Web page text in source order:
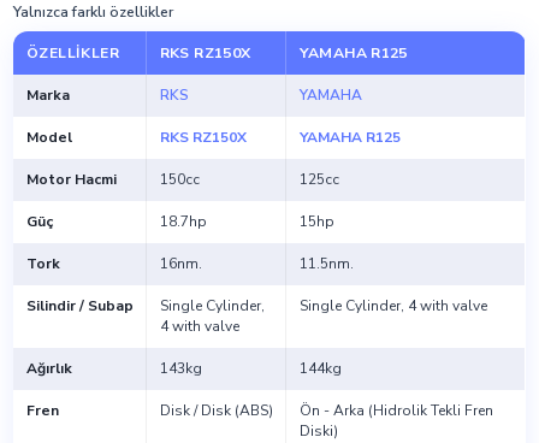
Yalnızca farklı özellikler
ÖZELLIKLER RKS RZ150X YAMAHA R125
Marka RKS YAMAHA
Model RKS RZ150X YAMAHA R125
Motor Hacmi 150cc 125cc
Güç 18.7hp 15hp
Tork 16nm. 11.5nm.
Silindir / Subap
Single Cylinder,
4 with valve
Single Cylinder, 4 with valve
Ağırlık 143kg 144kg
Fren Disk / Disk (ABS)
Ön - Arka (Hidrolik Tekli Fren
Diski)